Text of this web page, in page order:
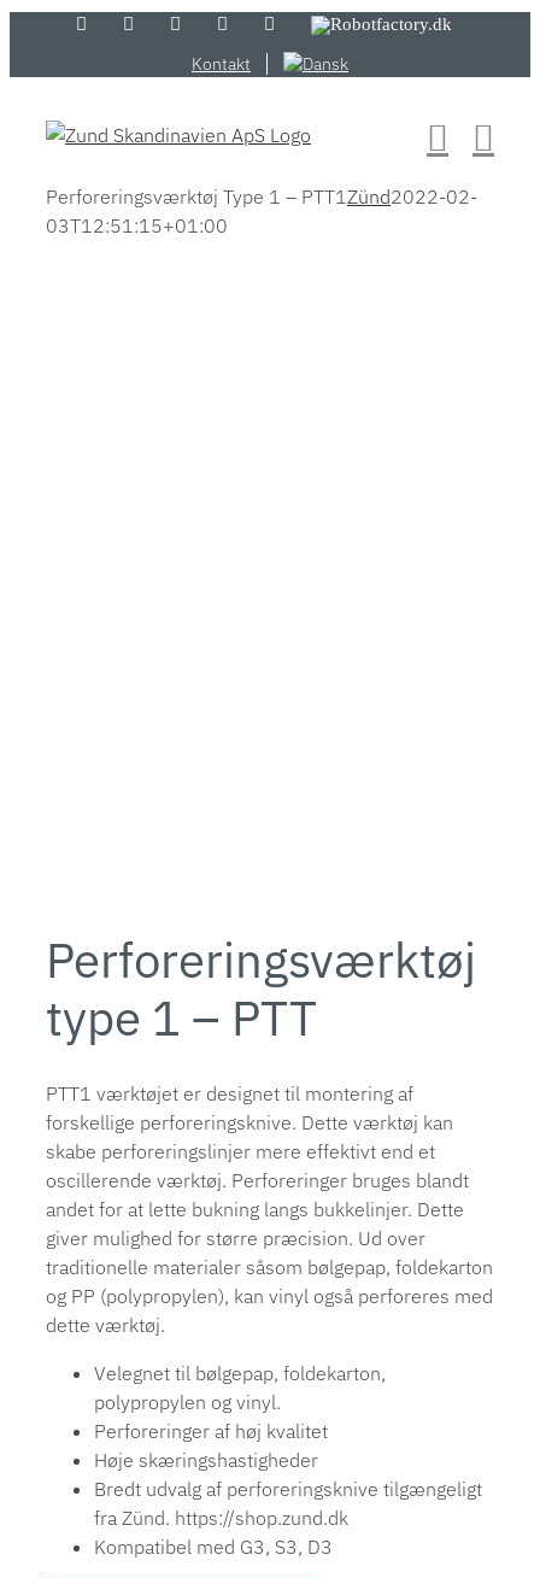
content
LinkedInYouTubeFlickr Email
Zünd
Store
Robotfactory.dk
Kontakt
Perforeringsværktøj Type 1 – PTT1Zünd2022-02-
03T12:51:15+01:00
Perforeringsværktøj
type 1 – PTT
PTT1 værktøjet er designet til montering af
forskellige perforeringsknive. Dette værktøj kan
skabe perforeringslinjer mere effektivt end et
oscillerende værktøj. Perforeringer bruges blandt
andet for at lette bukning langs bukkelinjer. Dette
giver mulighed for større præcision. Ud over
traditionelle materialer såsom bølgepap, foldekarton
og PP (polypropylen), kan vinyl også perforeres med
dette værktøj.
Velegnet til bølgepap, foldekarton,
polypropylen og vinyl.
Perforeringer af høj kvalitet
Høje skæringshastigheder
Bredt udvalg af perforeringsknive tilgængeligt
fra Zünd. https://shop.zund.dk
Kompatibel med G3, S3, D3